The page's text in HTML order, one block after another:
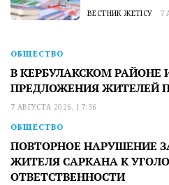
ВЕСТНИК ЖЕТІСУ 7
ОБЩЕСТВО
В КЕРБУЛАКСКОМ РАЙОНЕ
ПРЕДЛОЖЕНИЯ ЖИТЕЛЕЙ
7 АВГУСТА 2026, 17:36
ОБЩЕСТВО
ПОВТОРНОЕ НАРУШЕНИЕ
ЖИТЕЛЯ САРКАНА К
ОТВЕТСТВЕННОСТИ